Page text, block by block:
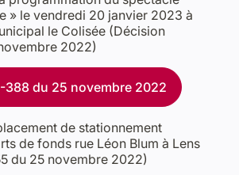
» le vendredi 20 janvier 2023 à
le Colisée (Décision
2022)
388 du 25 novembre 2022
de stationnement
de fonds rue Léon Blum à Lens
du 25 novembre 2022)